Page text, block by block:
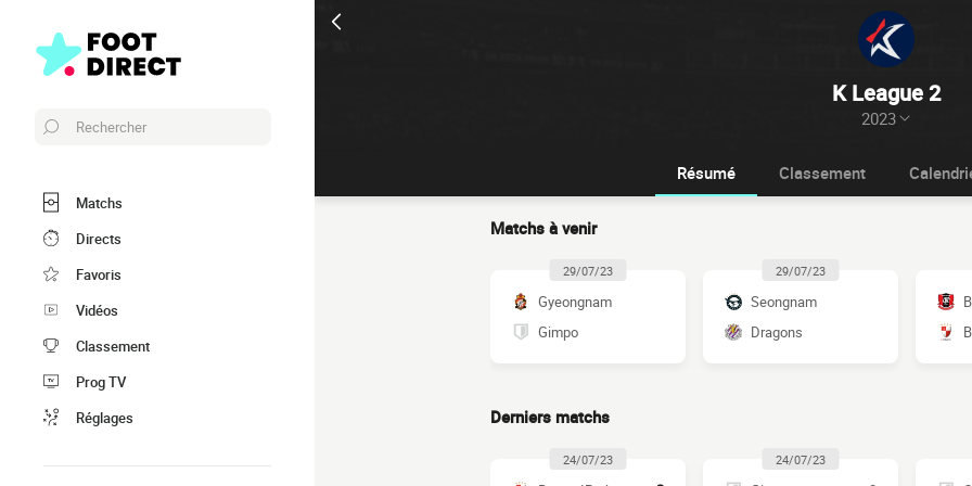
K League 2
2023
Rechercher
Matchs
Directs
Favoris
Vidéos
Classement
Prog TV
Réglages
Résumé Classement
Matchs à venir
29/07/23
Gyeongnam
Gimpo
29/07/23
Seongnam
Dragons
Derniers matchs
24/07/23 24/07/23